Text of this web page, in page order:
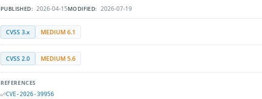
PUBLISHED: 2026-04-15MODIFIED: 2026-07-19
CVSS 3.x MEDIUM 6.1
CVSS 2.0 MEDIUM 5.6
REFERENCES
CVE-2026-39956